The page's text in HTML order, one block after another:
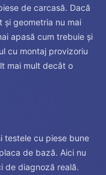
de carcasă. Dacă
geometria nu mai
apasă cum trebuie și
cu montaj provizoriu
mai mult decât o
testele cu piese bune
de bază. Aici nu
de diagnoză reală.